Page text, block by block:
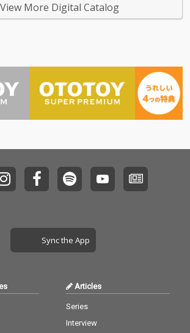
View More Digital Catalog
Sync the App
Articles
Series
Interview